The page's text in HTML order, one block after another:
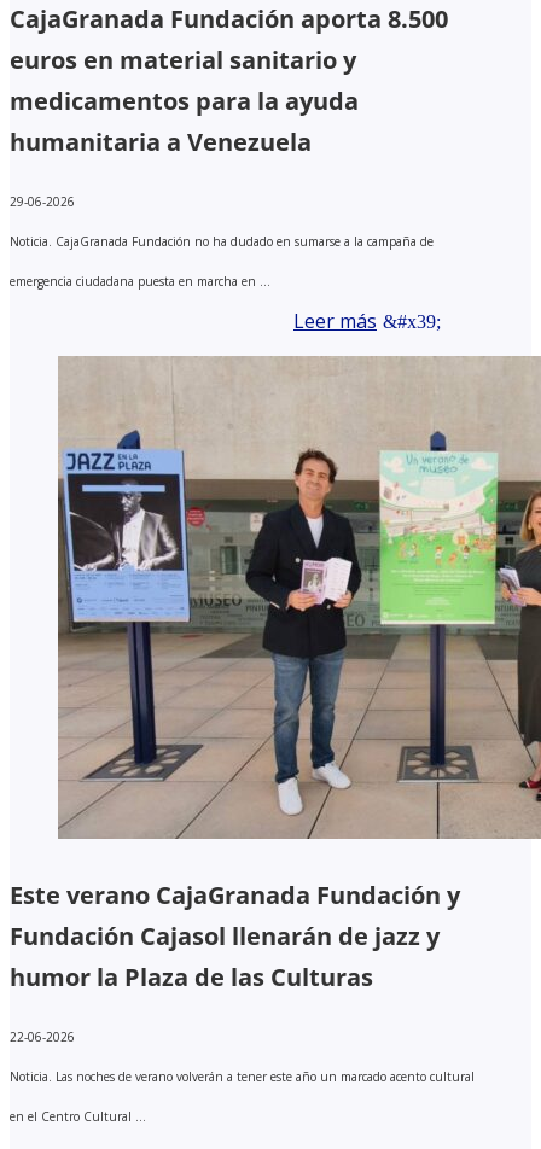
CajaGranada Fundación aporta 8.500
euros en material sanitario y
medicamentos para la ayuda
humanitaria a Venezuela
29-06-2026
Noticia. CajaGranada Fundación no ha dudado en sumarse a la campaña de
emergencia ciudadana puesta en marcha en ...
Leer más
Este verano CajaGranada Fundación y
Fundación Cajasol llenarán de jazz y
humor la Plaza de las Culturas
22-06-2026
Noticia. Las noches de verano volverán a tener este año un marcado acento cultural
en el Centro Cultural ...